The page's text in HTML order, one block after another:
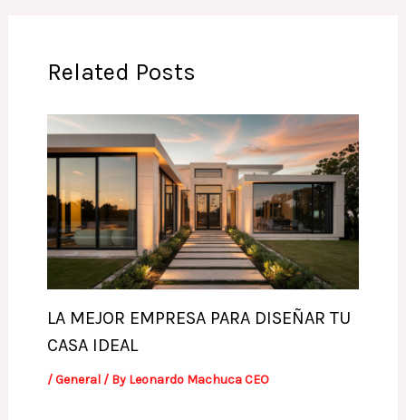
Related Posts
LA MEJOR EMPRESA PARA DISEÑAR TU
CASA IDEAL
/General/ By Leonardo Machuca CEO